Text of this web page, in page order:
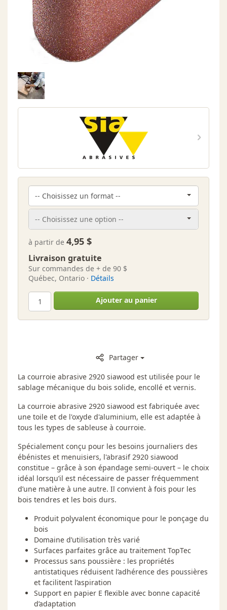
à partir de 4,95 $
Livraison gratuite
Sur commandes de + de 90 $
Québec, Ontario · Détails
Ajouter au panier
Partager
La courroie abrasive 2920 siawood est utilisée pour le
sablage mécanique du bois solide, encollé et vernis.
La courroie abrasive 2920 siawood est fabriquée avec
une toile et de l'oxyde d'aluminium, elle est adaptée à
tous les types de sableuse à courroie.
Spécialement conçu pour les besoins journaliers des
ébénistes et menuisiers, l'abrasif 2920 siawood
constitue – grâce à son épandage semi-ouvert – le choix
idéal lorsqu’il est nécessaire de passer fréquemment
d’une matière à une autre. Il convient à fois pour les
bois tendres et les bois durs.
Produit polyvalent économique pour le ponçage du
bois
Domaine d’utilisation très varié
Surfaces parfaites grâce au traitement TopTec
Processus sans poussière : les propriétés
antistatiques réduisent l’adhérence des poussières
et facilitent l’aspiration
Support en papier E flexible avec bonne capacité
d’adaptation